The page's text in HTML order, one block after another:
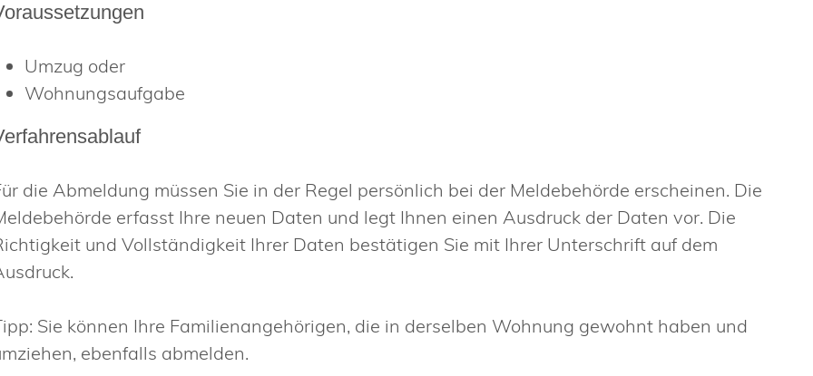
Umzug oder
Wohnungsaufgabe
die Abmeldung müssen Sie in der Regel persönlich bei der Meldebehörde erscheinen. Die
erfasst Ihre neuen Daten und legt Ihnen einen Ausdruck der Daten vor. Die
und Vollständigkeit Ihrer Daten bestätigen Sie mit Ihrer Unterschrift auf dem
Sie können Ihre Familienangehörigen, die in derselben Wohnung gewohnt haben und
ebenfalls abmelden.